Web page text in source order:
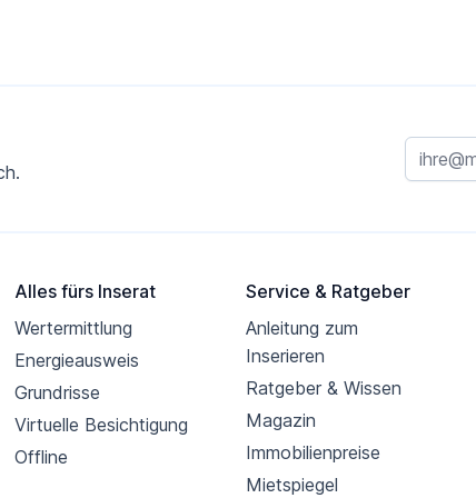
Alles fürs Inserat
Wertermittlung
Energieausweis
Grundrisse
Virtuelle Besichtigung
Offline
Service & Ratgeber
Anleitung zum
Inserieren
Ratgeber & Wissen
Magazin
Immobilienpreise
Mietspiegel